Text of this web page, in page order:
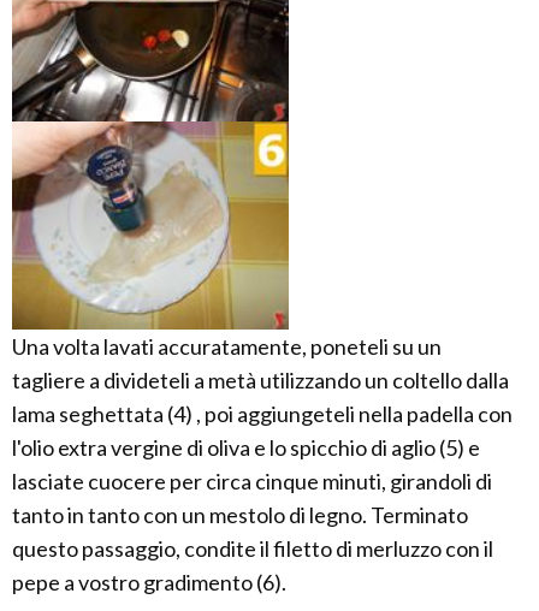
Una volta lavati accuratamente, poneteli su un
tagliere a divideteli a metà utilizzando un coltello dalla
lama seghettata (4) , poi aggiungeteli nella padella con
l'olio extra vergine di oliva e lo spicchio di aglio (5) e
lasciate cuocere per circa cinque minuti, girandoli di
tanto in tanto con un mestolo di legno. Terminato
questo passaggio, condite il filetto di merluzzo con il
pepe a vostro gradimento (6).